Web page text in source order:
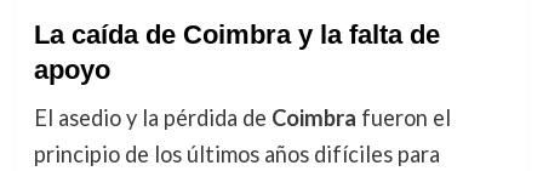
La caída de Coimbra y la falta de
apoyo
El asedio y la pérdida de Coimbra fueron el
principio de los últimos años difíciles para